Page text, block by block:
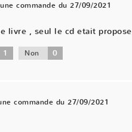
commande du 27/09/2021
livre , seul le cd etait propose
1 Non 0
commande du 27/09/2021